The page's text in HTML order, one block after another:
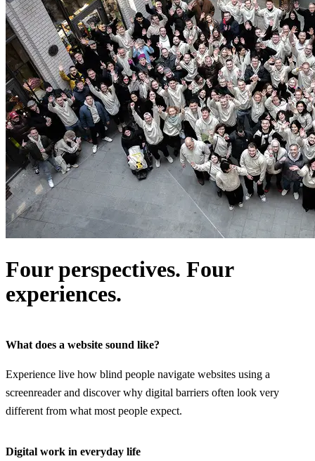
Four perspectives. Four
experiences.
What does a website sound like?
Experience live how blind people navigate websites using a
screenreader and discover why digital barriers often look very
different from what most people expect.
Digital work in everyday life